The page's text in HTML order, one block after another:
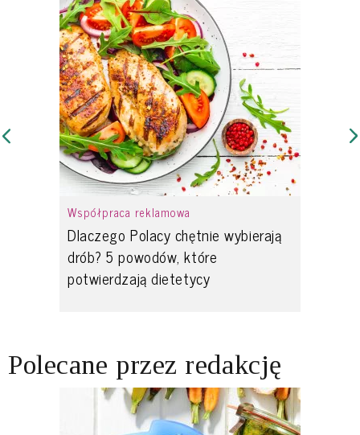
Współpraca reklamowa
Dlaczego Polacy chętnie wybierają
drób? 5 powodów, które
potwierdzają dietetycy
Polecane przez redakcję